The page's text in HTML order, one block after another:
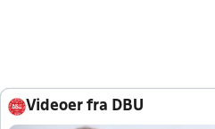
Videoer fra DBU